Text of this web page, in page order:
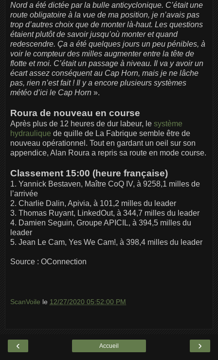
Nord a été dictée par la bulle anticyclonique. C’était une
route obligatoire à la vue de ma position, je n’avais pas
trop d’autres choix que de monter là-haut. Les questions
étaient plutôt de savoir jusqu’où monter et quand
redescendre. Ça a été quelques jours un peu pénibles, à
voir le compteur des milles augmenter entre la tête de
flotte et moi. C’était un passage à niveau. Il va y avoir un
écart assez conséquent au Cap Horn, mais je ne lâche
pas, rien n’est fait ! Il y a encore plusieurs systèmes
météo d’ici le Cap Horn ».
Roura de nouveau en course
Après plus de 12 heures de dur labeur, le système
hydraulique de quille de La Fabrique semble être de
nouveau opérationnel. Tout en gardant un oeil sur son
appendice, Alan Roura a repris sa route en mode course.
Classement 15:00 (heure française)
1. Yannick Bestaven, Maître CoQ IV, à 9258,1 milles de
l’arrivée
2. Charlie Dalin, Apivia, à 101,2 milles du leader
3. Thomas Ruyant, LinkedOut, à 344,7 milles du leader
4. Damien Seguin, Groupe APICIL, à 394,5 milles du
leader
5. Jean Le Cam, Yes We Cam!, à 398,4 milles du leader
Source : OConnection
ScanVoile le 12/27/2020 05:52:00 PM
‹ ›
Accueil